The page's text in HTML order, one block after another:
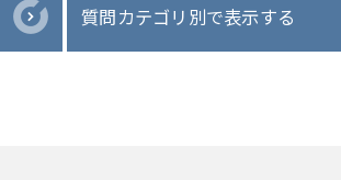
質問カテゴリ別で表示する